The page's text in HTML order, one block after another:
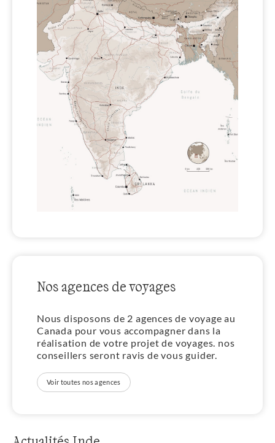
Nos agences de voyages
Nous disposons de 2 agences de voyage au
Canada pour vous accompagner dans la
réalisation de votre projet de voyages. nos
conseillers seront ravis de vous guider.
Voir toutes nos agences